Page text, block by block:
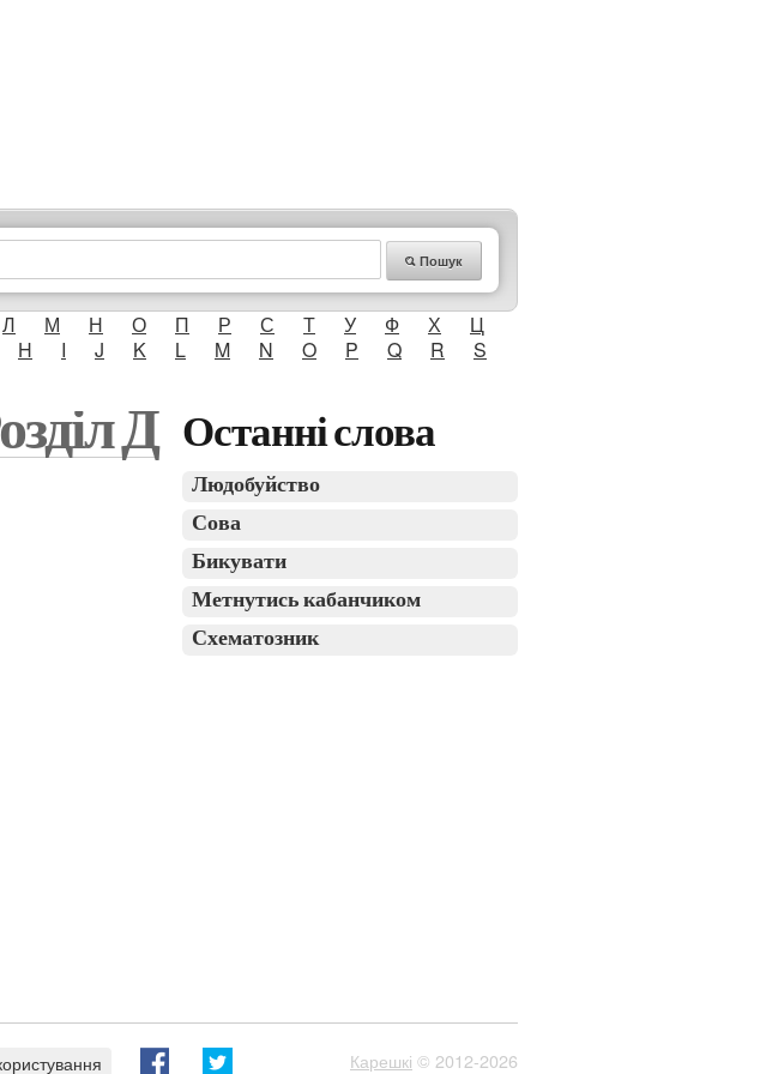
Пошук
Л М Н О П Р С Т У Ф Х
Ц
H I J K L M N O P Q R
S
Д Останні слова
Людобуйство
Сова
Бикувати
Метнутись кабанчиком
Схематозник
Карешкі © 2012-2026